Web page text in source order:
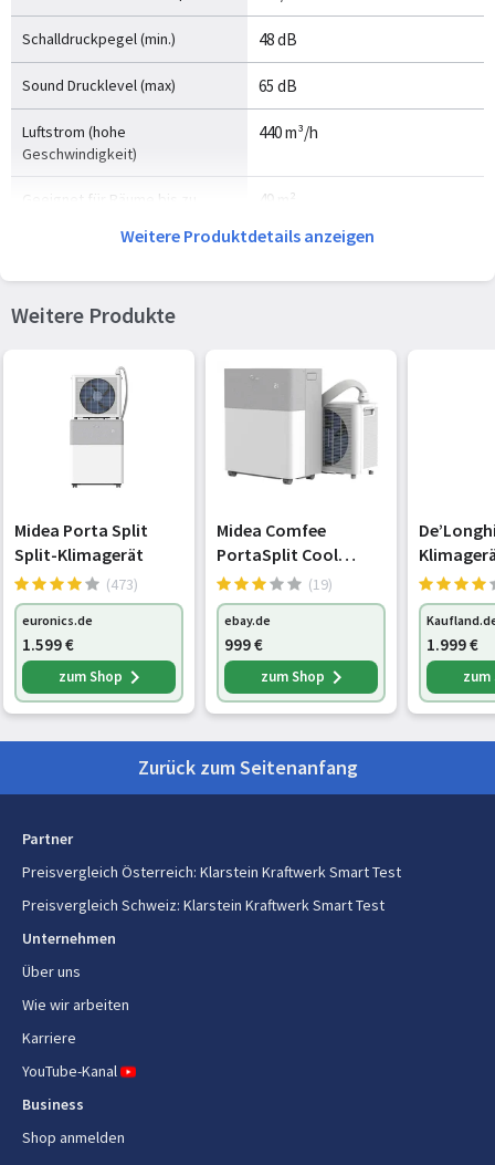
Schalldruckpegel (min.) 48 dB
Sound Drucklevel (max) 65 dB
Luftstrom (hohe
Geschwindigkeit)
440 m³/h
Geeignet für Räume bis zu 49 m²
1,5 m
Ja
Anzahl der Räder 4 Rad/Räder
Erderwärmungspotenzial
Heiztemperaturbereich 18 - 32 °C
Mobile App-Unterstützung Ja
Kann mit dem Internet
Ja
Design
Produktfarbe
Lieferumfang
Fernbedienungsbatterien im
Lieferumfang enthalten
Fernbedienung enthalten
Verpackungsinhalt
Weitere Produktdetails anzeigen
Weitere Produkte
Midea Porta Split
Split-Klimagerät
(473)
euronics.de
1.599€
zum Shop
Midea Comfee
PortaSplit Cool
Mobile Split-
Klimaanlage
(10002696)
(19)
ebay.de
999€
zum Shop
Silent,
Watt
sep.
1.999€
Zurück zum Seitenanfang
Partner
Preisvergleich Österreich: Klarstein Kraftwerk Smart Test
Preisvergleich Schweiz: Klarstein Kraftwerk Smart Test
Unternehmen
Über uns
Wie wir arbeiten
Karriere
YouTube-Kanal
Business
Shop anmelden